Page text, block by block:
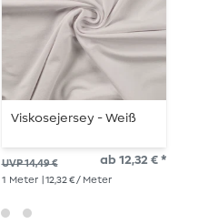
Viskosejersey - Weiß
UVP 14,49 € ab 12,32 € *
1 Meter | 12,32 € / Meter